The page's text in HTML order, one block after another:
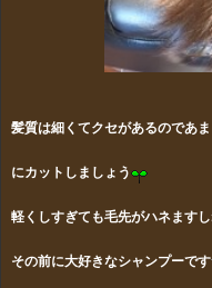
髪質は細くてクセがあるのであ
にカットしましょう
軽くしすぎても毛先がハネます
その前に大好きなシャンプーです